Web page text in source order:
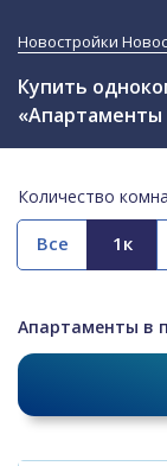
Новостройки
Купить
Количество
Все
Апартаменты в